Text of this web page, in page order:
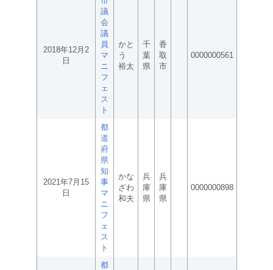
2018年12月2
日
議
会
議
員
マ
ニ
フ
ェ
ス
ト
かと
う
裕太
千
葉
県
香
取
市
0000000561
2021年7月15
日
都
道
府
県
知
事
マ
ニ
フ
ェ
ス
ト
かな
ざわ
和夫
兵
庫
県
兵
庫
県
0000000898
都